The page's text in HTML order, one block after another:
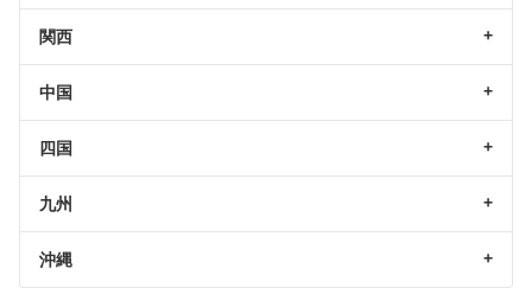
関西
中国
四国
九州
沖縄